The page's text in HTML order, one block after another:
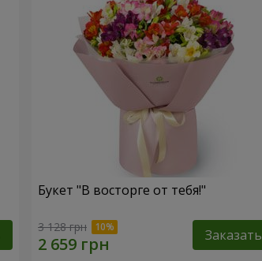
Букет "В восторге от тебя!"
3 128 грн Заказать